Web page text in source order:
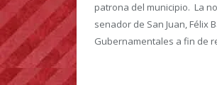
patrona del municipio. La
senador de San Juan, Félix
Gubernamentales a fin de